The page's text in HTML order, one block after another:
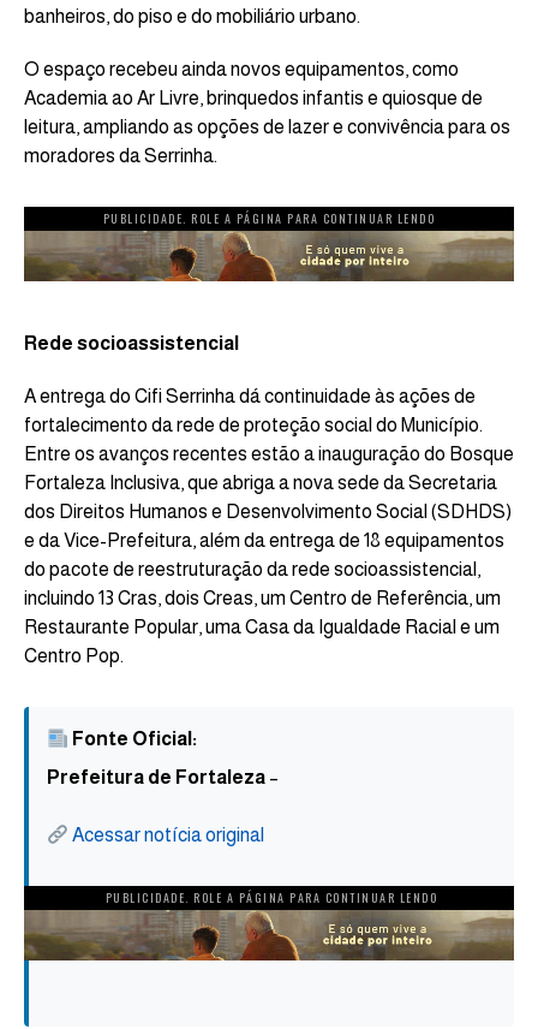
banheiros, do piso e do mobiliário urbano.
O espaço recebeu ainda novos equipamentos, como
Academia ao Ar Livre, brinquedos infantis e quiosque de
leitura, ampliando as opções de lazer e convivência para os
moradores da Serrinha.
PUBLICIDADE. ROLE A PÁGINA PARA CONTINUAR LENDO
Rede socioassistencial
A entrega do Cifi Serrinha dá continuidade às ações de
fortalecimento da rede de proteção social do Município.
Entre os avanços recentes estão a inauguração do Bosque
Fortaleza Inclusiva, que abriga a nova sede da Secretaria
dos Direitos Humanos e Desenvolvimento Social (SDHDS)
e da Vice-Prefeitura, além da entrega de 18 equipamentos
do pacote de reestruturação da rede socioassistencial,
incluindo 13 Cras, dois Creas, um Centro de Referência, um
Restaurante Popular, uma Casa da Igualdade Racial e um
Centro Pop.
Fonte Oficial:
Prefeitura de Fortaleza –
Acessar notícia original
PUBLICIDADE. ROLE A PÁGINA PARA CONTINUAR LENDO